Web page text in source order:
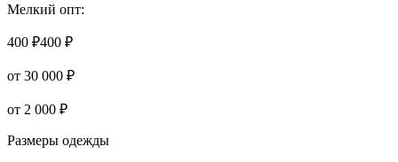
Мелкий опт:
400 ₽400 ₽
от 30 000 ₽
от 2 000 ₽
Размеры одежды